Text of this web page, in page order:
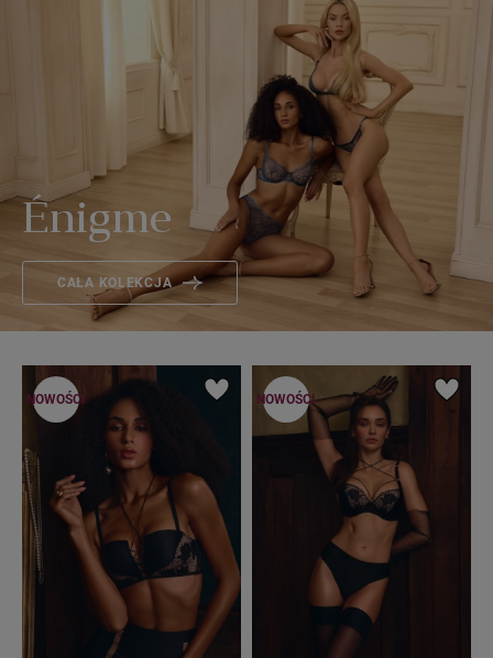
Énigme
CAŁA KOLEKCJA
NOWOŚCI NOWOŚCI